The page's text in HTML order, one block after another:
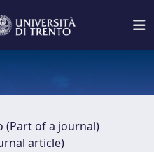
(Part of a journal)
article)